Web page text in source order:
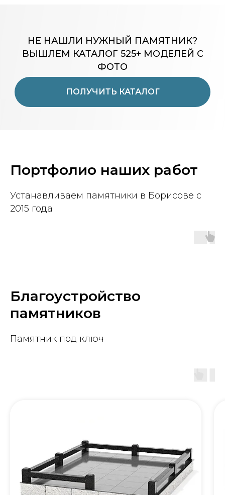
ПОЛУЧИТЬ КАТАЛОГ
НЕ НАШЛИ НУЖНЫЙ ПАМЯТНИК?
ВЫШЛЕМ КАТАЛОГ 525+ МОДЕЛЕЙ С
ФОТО
Портфолио наших работ
Устанавливаем памятники в Борисове с
2015 года
Благоустройство
памятников
Памятник под ключ